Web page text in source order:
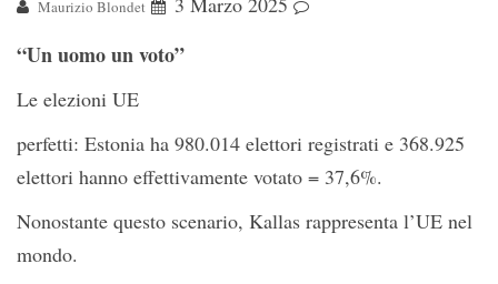
Maurizio Blondet
“Un uomo un voto”
Le elezioni UE
perfetti: Estonia ha 980.014 elettori registrati e 368.925
elettori hanno effettivamente votato = 37,6%.
Nonostante questo scenario, Kallas rappresenta l’UE nel
mondo.